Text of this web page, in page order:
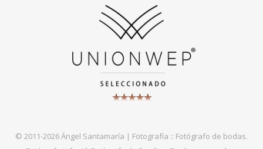
© 2011-2026 Ángel Santamaría | Fotografía :: Fotógrafo de bodas.